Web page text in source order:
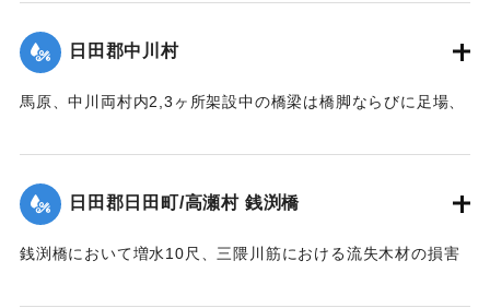
｜固有コード:
日田郡中川村
馬原、中川両村内2,3ヶ所架設中の橋梁は橋脚ならびに足場、
通が途絶、詳細を知ることができない。
【出典：大分新聞 大正12年6月22日 朝刊7面】
｜固有コード: 00275059
日田郡日田町/高瀬村 銭渕橋
銭渕橋において増水10尺、三隈川筋における流失木材の損害